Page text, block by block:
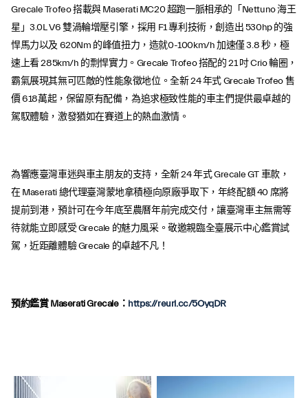
Grecale Trofeo 搭載與 Maserati MC20 超跑一脈相承的「Nettuno 海王
星」3.0L V6 雙渦輪增壓引擎，採用 F1 專利技術，創造出 530hp 的強
悍馬力以及 620Nm 的峰值扭力，造就0-100km/h 加速僅 3.8 秒，極
速上看 285km/h 的剽悍實力。Grecale Trofeo 搭配的 21 吋 Crio 輪圈，
霸氣展現其無可匹敵的性能象徵地位。全新 24 年式 Grecale Trofeo 售
價 618萬起，保留原有配備，為追求極致性能的車主們提供最卓越的
駕馭體驗，激發猶如在賽道上的熱血激情。
為響應臺灣車迷與車主朋友的支持，全新 24 年式 Grecale GT 車款，
在 Maserati 總代理臺灣蒙地拿積極向原廠爭取下，年終配額 40 席將
提前到港，預計可在今年底至農曆年前完成交付，讓臺灣車主無需等
待就能立即感受 Grecale 的魅力風采。敬邀親臨全臺展示中心鑑賞試
駕，近距離體驗 Grecale 的卓越不凡！
預約鑑賞 Maserati Grecale： https://reurl.cc/5OyqDR